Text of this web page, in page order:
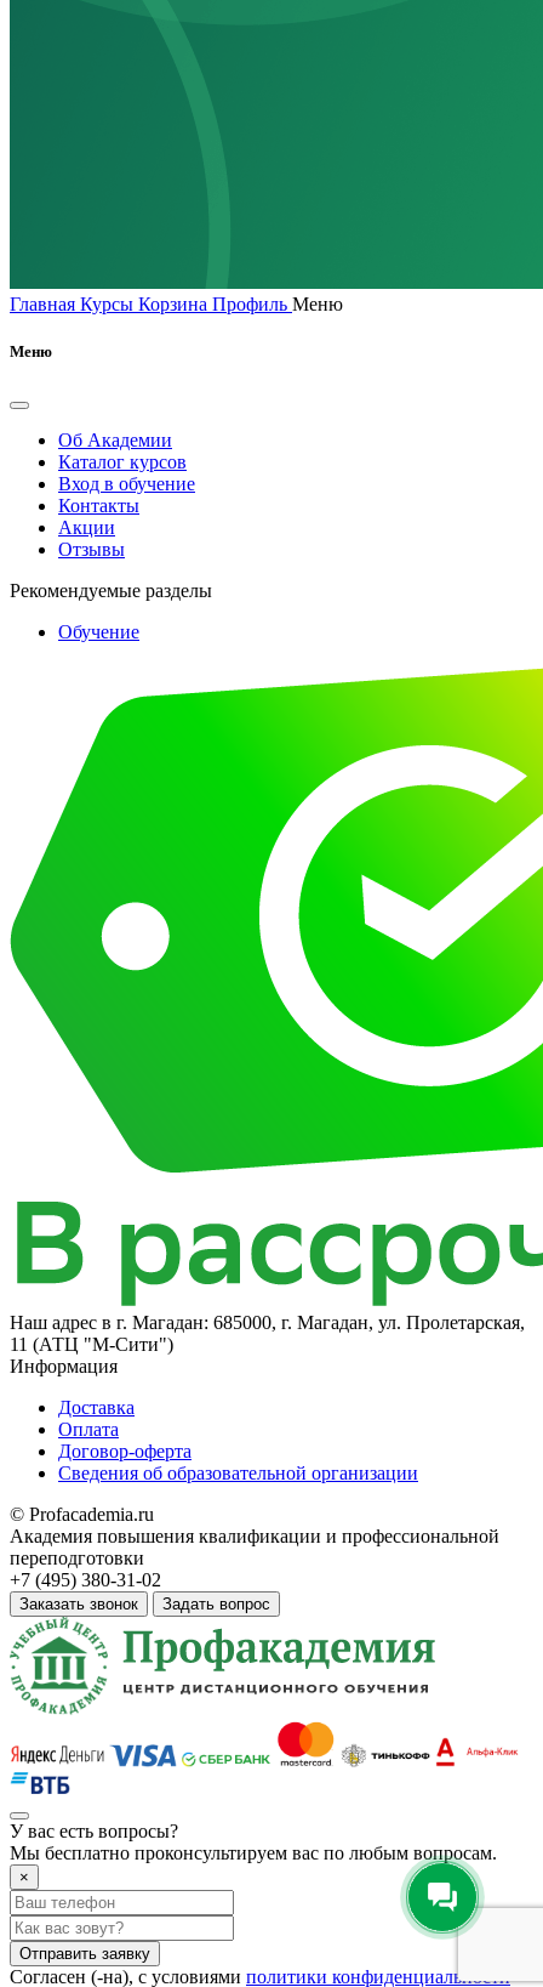
Главная Курсы Корзина Профиль Меню
Меню
Об Академии
Каталог курсов
Вход в обучение
Контакты
Акции
Отзывы
Рекомендуемые разделы
Обучение
Наш адрес в г. Магадан: 685000, г. Магадан, ул. Пролетарская,
11​ (АТЦ "М-Сити")
Информация
Доставка
Оплата
Договор-оферта
Сведения об образовательной организации
© Profacademia.ru
Академия повышения квалификации и профессиональной
переподготовки
+7 (495) 380-31-02
Заказать звонок Задать вопрос
У вас есть вопросы?
Мы бесплатно проконсультируем вас по любым вопросам.
×
Отправить заявку
Согласен (-на), с условиями политики конфиденциальности